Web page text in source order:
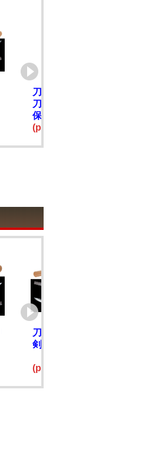
刀 陸奥大掾橘盛宗（陸
刀) 附 茶石目地塗鞘打
保存刀剣鑑定書
(price)2,200,000円(JPY)
刀 無銘 古波平 第65回
剣 田野辺先生鞘書
(price)4,800,000円(JPY)